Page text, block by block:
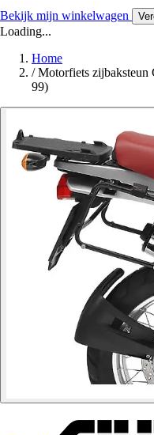
Bekijk mijn winkelwagen
Loading...
Home
/ Motorfiets
99)